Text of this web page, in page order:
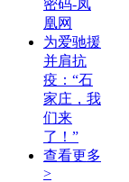
密码-凤
凰网
为爱驰援
并肩抗
疫：“石
家庄，我
们来
了！”
查看更多
>